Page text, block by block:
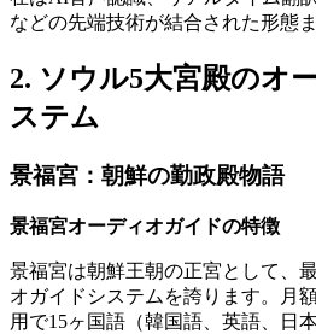
などの先端技術が結合された形態
2. ソウル5大宮殿のオ
ステム
景福宮：朝鮮の勤政殿物語
景福宮オーディオガイドの特徴
景福宮は朝鮮王朝の正宮として、
オガイドシステムを誇ります。月
用で15ヶ国語（韓国語、英語、日